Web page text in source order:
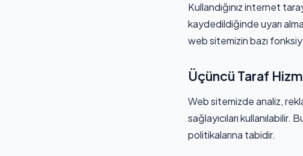
Kullandığınız internet
kaydedildiğinde uyarı
web sitemizin bazı
Üçüncü Taraf
Web sitemizde analiz,
sağlayıcıları kullanılabilir.
politikalarına tabidir.